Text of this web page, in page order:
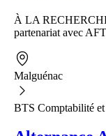
À LA
partenariat avec
Malguénac
BTS Comptabilité